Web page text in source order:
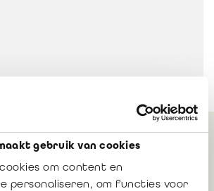
gebruik van cookies
om content en
personaliseren, om functies voor
vous